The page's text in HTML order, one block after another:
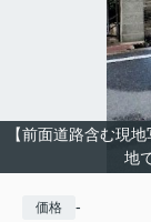
【前面道路含む現
地
価格 -